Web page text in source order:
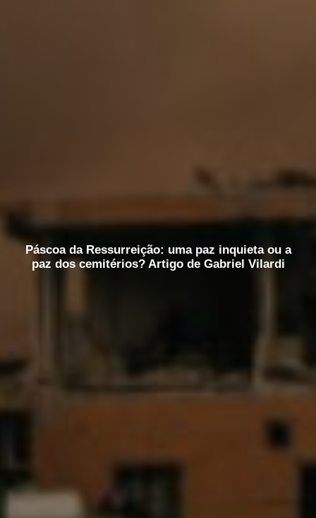
Páscoa da Ressurreição: uma paz inquieta ou a
paz dos cemitérios? Artigo de Gabriel Vilardi